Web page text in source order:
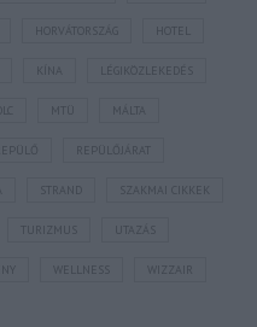
HORVÁTORSZÁG HOTEL
LÉGIKÖZLEKEDÉS
MTÜ MÁLTA
REPÜLŐJÁRAT
STRAND SZAKMAI CIKKEK
TURIZMUS UTAZÁS
WIZZAIR